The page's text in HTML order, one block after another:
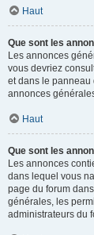
Haut
Que sont les
Les annonces
vous devriez
et dans le panneau
annonces
Haut
Que sont les
Les annonces
dans lequel vous
page du forum
générales, les
administrateurs du